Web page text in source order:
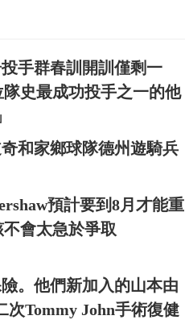
手群春訓開訓僅剩一
史最成功投手之一的他
和家鄉球隊德州遊騎兵
預計要到8月才能重
會太急於爭取
。他們新加入的山本由
次Tommy John手術復健